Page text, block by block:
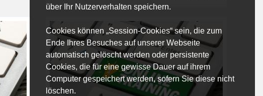
über Ihr Nutzerverhalten speichern.
Cookies können „Session-Cookies“ sein, die zum
Ende Ihres Besuches auf unserer Webseite
automatisch gelöscht werden oder persistente
Cookies, die für eine gewisse Dauer auf ihrem
Computer gespeichert werden, sofern Sie diese nicht
löschen.